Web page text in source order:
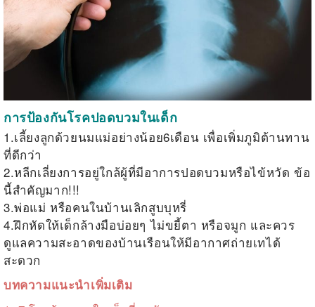
การป้องกันโรคปอดบวมในเด็ก
1.เลี้ยงลูกด้วยนมแม่อย่างน้อย6เดือน เพื่อเพิ่มภูมิต้านทาน
ที่ดีกว่า
2.หลีกเลี่ยงการอยู่ใกล้ผู้ที่มีอาการปอดบวมหรือไข้หวัด ข้อ
นี้สำคัญมาก!!!
3.พ่อแม่ หรือคนในบ้านเลิกสูบบุหรี่
4.ฝึกหัดให้เด็กล้างมือบ่อยๆ ไม่ขยี้ตา หรือจมูก และควร
ดูแลความสะอาดของบ้านเรือนให้มีอากาศถ่ายเทได้
สะดวก
บทความแนะนำเพิ่มเติม